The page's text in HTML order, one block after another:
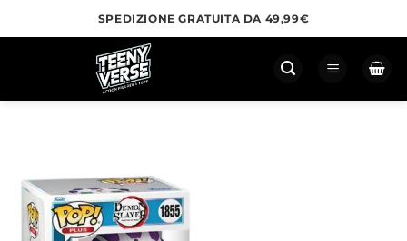
ai
SPEDIZIONE GRATUITA DA 49,99€